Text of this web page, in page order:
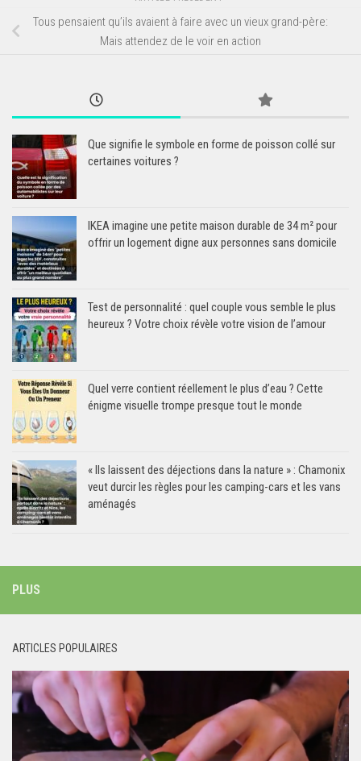
Tous pensaient qu’ils avaient à faire avec un vieux grand-père:
Mais attendez de le voir en action
Que signifie le symbole en forme de poisson collé sur
certaines voitures ?
IKEA imagine une petite maison durable de 34 m² pour
offrir un logement digne aux personnes sans domicile
Test de personnalité : quel couple vous semble le plus
heureux ? Votre choix révèle votre vision de l’amour
Quel verre contient réellement le plus d’eau ? Cette
énigme visuelle trompe presque tout le monde
« Ils laissent des déjections dans la nature » : Chamonix
veut durcir les règles pour les camping-cars et les vans
aménagés
PLUS
ARTICLES POPULAIRES